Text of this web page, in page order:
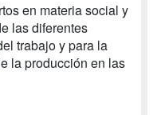
en materia social y
las diferentes
trabajo y para la
la producción en las